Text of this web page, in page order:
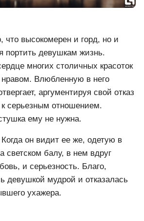
что высокомерен и горд, но и
портить девушкам жизнь.
многих столичных красоток
Влюбленную в него
аргументируя свой отказ
к серьезным отношением.
ему не нужна.
он видит ее же, одетую в
светском балу, в нем вдруг
и серьезность. Благо,
девушкой мудрой и отказалась
ухажера.